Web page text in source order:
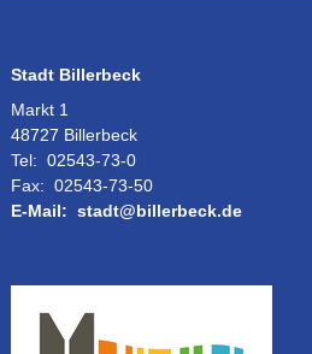
Stadt Billerbeck
Markt 1
48727 Billerbeck
Tel: 02543-73-0
Fax: 02543-73-50
E-Mail: stadt@billerbeck.de